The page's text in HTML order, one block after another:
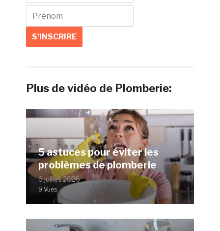
Plus de vidéo de Plomberie:
5 astuces pour éviter les
problèmes de plomberie
6 juillet 2026
9 Vues